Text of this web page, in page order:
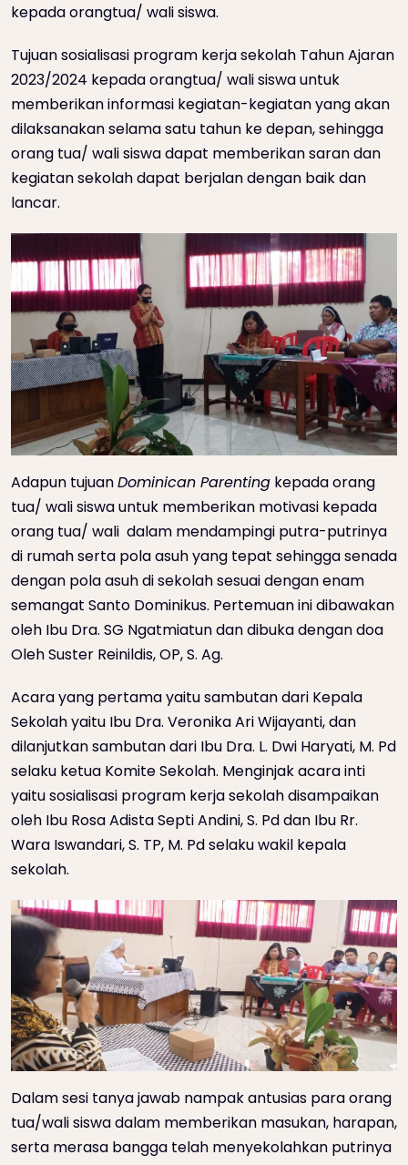
kepada orangtua/ wali siswa.
Tujuan sosialisasi program kerja sekolah Tahun Ajaran
2023/2024 kepada orangtua/ wali siswa untuk
memberikan informasi kegiatan-kegiatan yang akan
dilaksanakan selama satu tahun ke depan, sehingga
orang tua/ wali siswa dapat memberikan saran dan
kegiatan sekolah dapat berjalan dengan baik dan
lancar.
Adapun tujuanDominican Parenting kepada orang
tua/ wali siswa untuk memberikan motivasi kepada
orang tua/ wali dalam mendampingi putra-putrinya
di rumah serta pola asuh yang tepat sehingga senada
dengan pola asuh di sekolah sesuai dengan enam
semangat Santo Dominikus. Pertemuan ini dibawakan
oleh Ibu Dra. SG Ngatmiatun dan dibuka dengan doa
Oleh Suster Reinildis, OP, S. Ag.
Acara yang pertama yaitu sambutan dari Kepala
Sekolah yaitu Ibu Dra. Veronika Ari Wijayanti, dan
dilanjutkan sambutan dari Ibu Dra. L. Dwi Haryati, M. Pd
selaku ketua Komite Sekolah. Menginjak acara inti
yaitu sosialisasi program kerja sekolah disampaikan
oleh Ibu Rosa Adista Septi Andini, S. Pd dan Ibu Rr.
Wara Iswandari, S. TP, M. Pd selaku wakil kepala
sekolah.
Dalam sesi tanya jawab nampak antusias para orang
tua/wali siswa dalam memberikan masukan, harapan,
serta merasa bangga telah menyekolahkan putrinya